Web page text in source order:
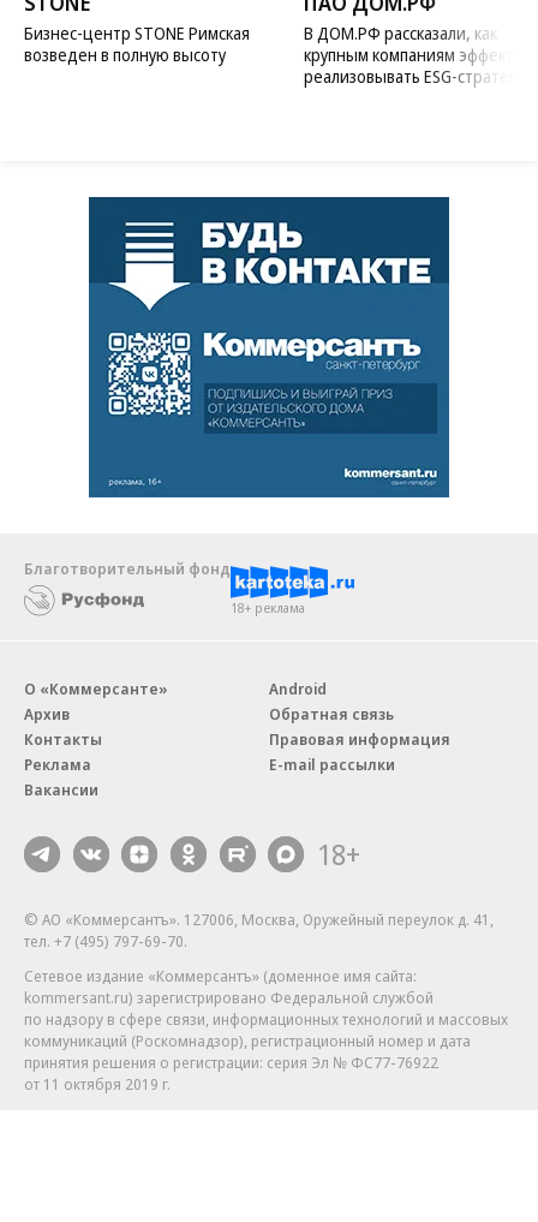
Бизнес-центр STONE Римская
возведен в полную высоту
В ДОМ.РФ рассказали, как
крупным компаниям
реализовывать ESG-стратегию
Благотворительный фонд
18+ реклама
О «Коммерсанте»
Архив
Контакты
Реклама
Вакансии
Android
Обратная связь
Правовая информация
E-mail рассылки
18+
© АО «Коммерсантъ». 127006, Москва, Оружейный переулок д. 41,
тел. +7 (495) 797-69-70.
Сетевое издание «Коммерсантъ» (доменное имя сайта:
kommersant.ru) зарегистрировано Федеральной службой
по надзору в сфере связи, информационных технологий и массовых
коммуникаций (Роскомнадзор), регистрационный номер и дата
принятия решения о регистрации: серия Эл № ФС77-76922
от 11 октября 2019 г.